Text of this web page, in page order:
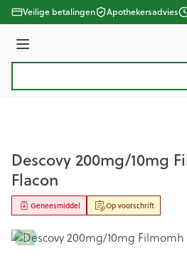
Ga naar de inhoud
Veilige betalingen Apothekersadvies
Menu
Descovy 200mg/10mg
Flacon
Op voorschrift
Geneesmiddel